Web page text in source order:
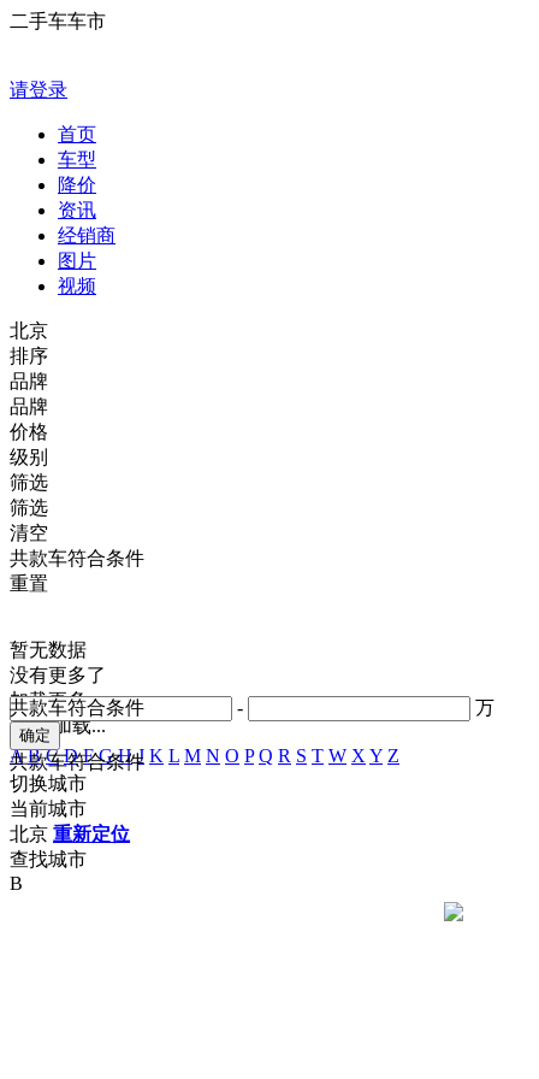
二手车车市
请登录
首页
车型
降价
资讯
经销商
图片
视频
北京
排序
品牌
品牌
价格
- 万
共款车符合条件
级别
共款车符合条件
筛选
筛选
清空
共款车符合条件
重置
暂无数据
没有更多了
加载更多
正在加载...
A B C D F G H J K L M N O P Q R S T W X Y Z
切换城市
当前城市
北京 重新定位
查找城市
B